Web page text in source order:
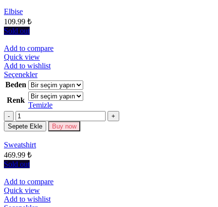
Elbise
109.99 ₺
Sold out
Add to compare
Quick view
Add to wishlist
SeçeneklerBu
ürünün
birden
fazla
varyasyonu
Seçenekler
Beden
Renk
Temizle
Miktar
Sepete Ekle Buy now
Sweatshirt
469.99 ₺
Sold out
Add to compare
Quick view
Add to wishlist